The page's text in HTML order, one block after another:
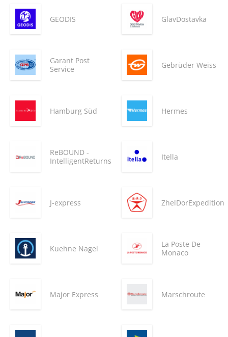
GEODIS GlavDostavka
Garant Post
Service
Gebrüder Weiss
Hamburg Süd Hermes
ReBOUND -
IntelligentReturns
Itella
J-express ZhelDorExpedition
Kuehne Nagel
La Poste De
Monaco
Major Express Marschroute